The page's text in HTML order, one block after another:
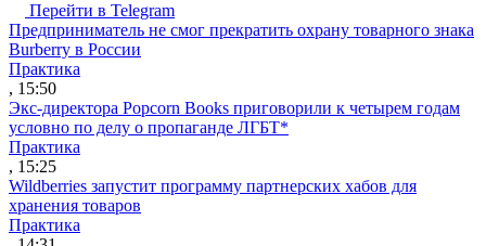
Перейти в Telegram
Предприниматель не смог прекратить охрану товарного знака
Burberry в России
Практика
, 15:50
Экс-директора Popcorn Books приговорили к четырем годам
условно по делу о пропаганде ЛГБТ*
Практика
, 15:25
Wildberries запустит программу партнерских хабов для
хранения товаров
Практика